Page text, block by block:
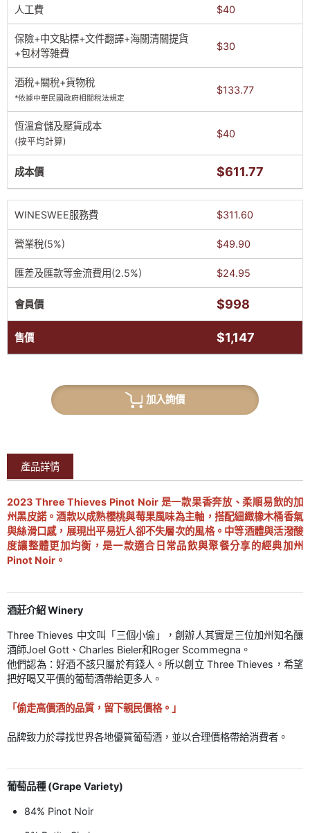
人工費 $40
保險+中文貼標+文件翻譯+海關清關提貨
+包材等雑費
$30
酒稅+關稅+貨物稅
*依據中華民國政府相關稅法規定
$133.77
恆溫倉儲及壓貨成本
(按平均計算)
$40
成本價 $611.77
WINESWEE服務費 $311.60
營業稅(5%) $49.90
匯差及匯款等金流費用(2.5%) $24.95
會員價 $998
售價 $1,147
加入詢價
產品詳情
2023 Three Thieves Pinot Noir 是一款果香奔放、柔順易飲的加
州黑皮諾。酒款以成熟櫻桃與莓果風味為主軸，搭配細緻橡木桶香氣
與絲滑口感，展現出平易近人卻不失層次的風格。中等酒體與活潑酸
度讓整體更加均衡，是一款適合日常品飲與聚餐分享的經典加州
Pinot Noir。
酒莊介紹 Winery
Three Thieves 中文叫「三個小偷」，創辦人其實是三位加州知名釀
酒師Joel Gott、Charles Bieler和Roger Scommegna。
他們認為：好酒不該只屬於有錢人。所以創立 Three Thieves，希望
把好喝又平價的葡萄酒帶給更多人。
「偷走高價酒的品質，留下親民價格。」
品牌致力於尋找世界各地優質葡萄酒，並以合理價格帶給消費者。
葡萄品種 (Grape Variety)
84% Pinot Noir